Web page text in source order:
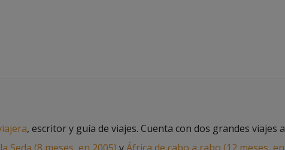
, escritor y guía de viajes. Cuenta con dos grandes viajes a